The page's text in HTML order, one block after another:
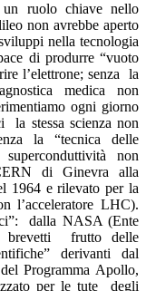
un ruolo chiave nello
non avrebbe aperto
nella tecnologia
di produrre “vuoto
l’elettrone; senza la
medica non
ogni giorno
la stessa scienza non
la “tecnica delle
non
di Ginevra alla
1964 e rilevato per la
l’acceleratore LHC).
dalla NASA (Ente
brevetti frutto delle
derivanti dal
Programma Apollo,
per le tute degli